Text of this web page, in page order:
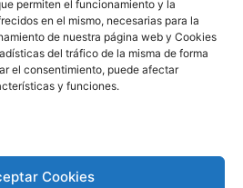
permiten el funcionamiento y la
en el mismo, necesarias para la
de nuestra página web y Cookies
del tráfico de la misma de forma
el consentimiento, puede afectar
y funciones.
Cookies
Pérez. All Rights Reserved